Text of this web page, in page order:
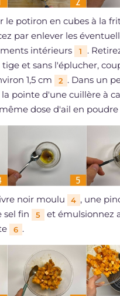
le potiron en cubes à la
par enlever les
intérieurs
1
.
et sans l'éplucher,
1,5 cm
2 . Dans un
la pointe d'une cuillère à
dose d'ail en poudre
noir moulu 4 , une
sel fin
5
et émulsionnez
6 .